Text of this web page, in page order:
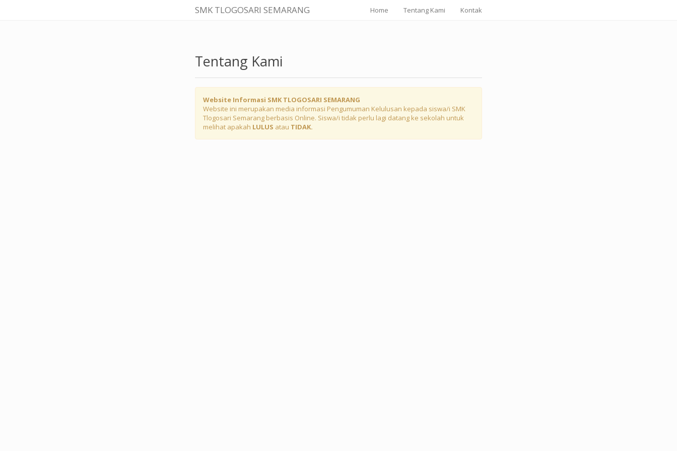
SMK TLOGOSARI SEMARANG Home Tentang Kami Kontak
Tentang Kami
Website Informasi SMK TLOGOSARI SEMARANG
Website ini merupakan media informasi Pengumuman Kelulusan kepada siswa/i SMK
Tlogosari Semarang berbasis Online. Siswa/i tidak perlu lagi datang ke sekolah untuk
melihat apakah LULUS atau TIDAK.